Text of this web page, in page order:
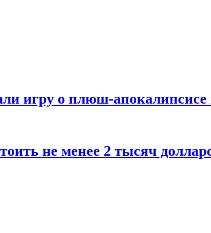
игру о плюш-
не менее 2 тысяч